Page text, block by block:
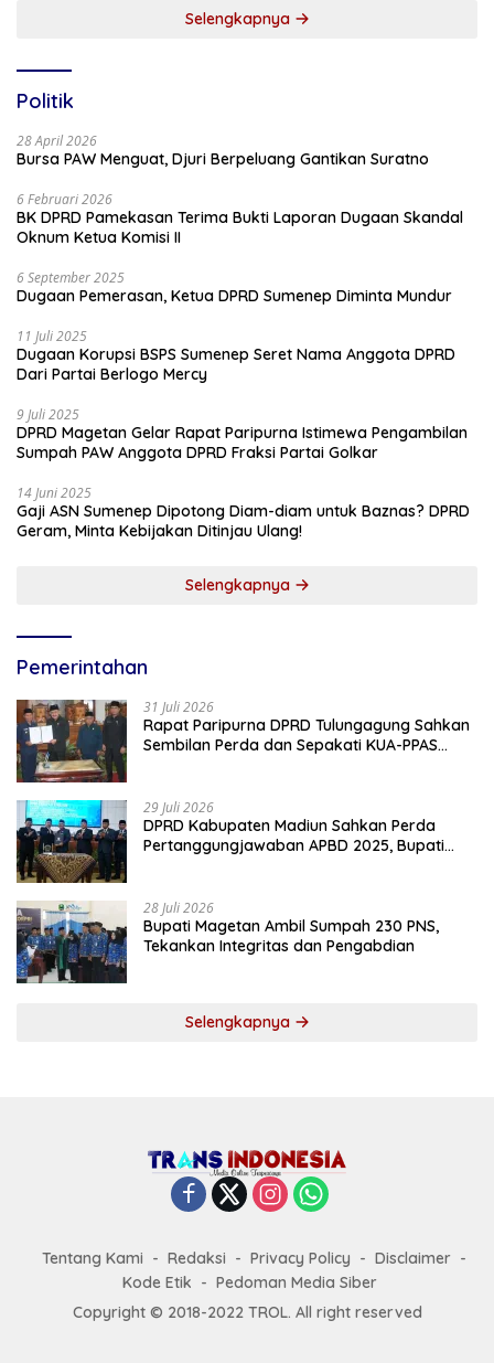
Selengkapnya
Politik
28 April 2026
Bursa PAW Menguat, Djuri Berpeluang Gantikan Suratno
6 Februari 2026
BK DPRD Pamekasan Terima Bukti Laporan Dugaan Skandal
Oknum Ketua Komisi II
6 September 2025
Dugaan Pemerasan, Ketua DPRD Sumenep Diminta Mundur
11 Juli 2025
Dugaan Korupsi BSPS Sumenep Seret Nama Anggota DPRD
Dari Partai Berlogo Mercy
9 Juli 2025
DPRD Magetan Gelar Rapat Paripurna Istimewa Pengambilan
Sumpah PAW Anggota DPRD Fraksi Partai Golkar
14 Juni 2025
Gaji ASN Sumenep Dipotong Diam-diam untuk Baznas? DPRD
Geram, Minta Kebijakan Ditinjau Ulang!
Selengkapnya
Pemerintahan
31 Juli 2026
Rapat Paripurna DPRD Tulungagung Sahkan
Sembilan Perda dan Sepakati KUA-PPAS
29 Juli 2026
DPRD Kabupaten Madiun Sahkan Perda
Pertanggungjawaban APBD 2025, Bupati
28 Juli 2026
Bupati Magetan Ambil Sumpah 230 PNS,
Tekankan Integritas dan Pengabdian
Selengkapnya
Tentang Kami Redaksi Privacy Policy
Disclaimer
Kode Etik
Pedoman Media Siber
Copyright © 2018-2022 TROL. All right reserved